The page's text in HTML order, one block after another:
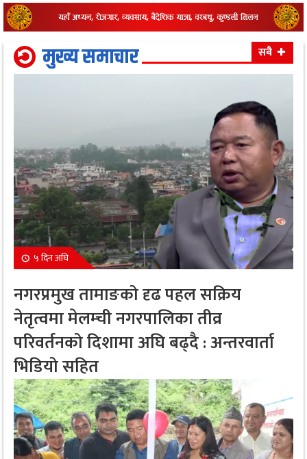
मुख्य समाचार सबै
५ दिन अघि
नगरप्रमुख तामाङको दृढ पहल सक्रिय
नेतृत्वमा मेलम्ची नगरपालिका तीव्र
परिवर्तनको दिशामा अघि बढ्दै : अन्तरवार्ता
भिडियो सहित